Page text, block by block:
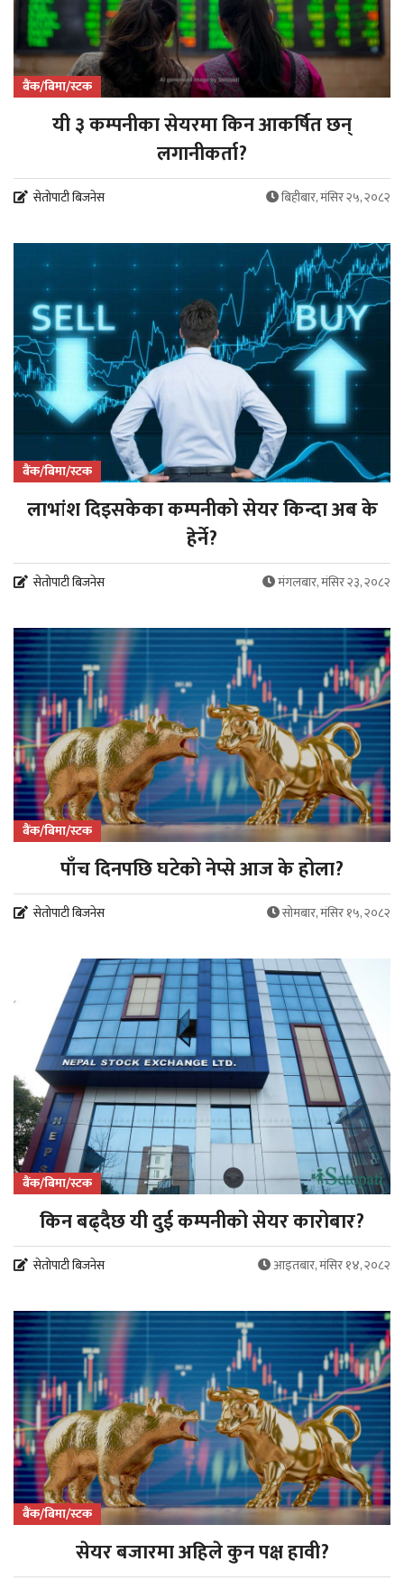
बैंक/बिमा/स्टक
यी ३ कम्पनीका सेयरमा किन आकर्षित छन्
लगानीकर्ता?
सेतोपाटी बिजनेस बिहीबार, मंसिर २५, २०८२
बैंक/बिमा/स्टक
लाभांश दिइसकेका कम्पनीको सेयर किन्दा अब के
हेर्ने?
सेतोपाटी बिजनेस मंगलबार, मंसिर २३, २०८२
बैंक/बिमा/स्टक
पाँच दिनपछि घटेको नेप्से आज के होला?
सेतोपाटी बिजनेस सोमबार, मंसिर १५, २०८२
बैंक/बिमा/स्टक
किन बढ्दैछ यी दुई कम्पनीको सेयर कारोबार?
सेतोपाटी बिजनेस आइतबार, मंसिर १४, २०८२
बैंक/बिमा/स्टक
सेयर बजारमा अहिले कुन पक्ष हावी?